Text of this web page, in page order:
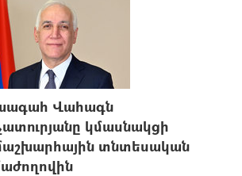
Վահագն
կմասնակցի
տնտեսական